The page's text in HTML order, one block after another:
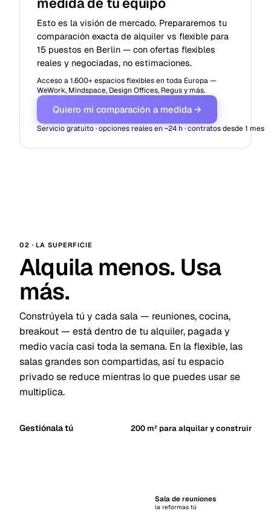
Esto es la visión de mercado. Prepararemos tu
comparación exacta de alquiler vs flexible para
15 puestos en Berlin — con ofertas flexibles
reales y negociadas, no estimaciones.
Acceso a 1.600+ espacios flexibles en toda Europa —
WeWork, Mindspace, Design Offices, Regus y más.
Quiero mi comparación a medida →
Servicio gratuito · opciones reales en ~24 h · contratos desde 1 mes
02 · LA SUPERFICIE
Alquila menos. Usa
más.
Constrúyela tú y cada sala — reuniones, cocina,
breakout — está dentro de tu alquiler, pagada y
medio vacía casi toda la semana. En la flexible, las
salas grandes son compartidas, así tu espacio
privado se reduce mientras lo que puedes usar se
multiplica.
Gestiónala tú 200 m² para alquilar y construir
Sala de reuniones
la reformas tú